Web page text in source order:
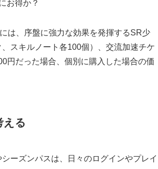
お得か？
は、序盤に強力な効果を発揮するSR少
スキルノート各100個）、交流加速チケ
円だった場合、個別に購入した場合の価
える
ーズンパスは、日々のログインやプレイ